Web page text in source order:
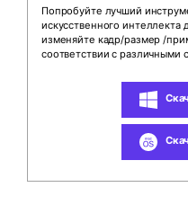
Пользователи Фильмов
Технические
Характеристики
Полный
устройств и
search
Попробуйте лучший
искусственного интеллекта
изменяйте кадр/размер /
соответствии с